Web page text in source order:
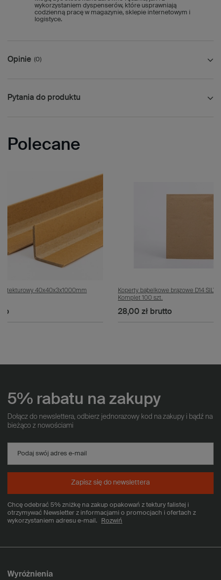
wykorzystaniem dyspenserów, które usprawniają
codzienną pracę w magazynie, sklepie internetowym i
logistyce.
Opinie (0)
Pytania do produktu
Polecane
tekturowy 40x40x3x1000mm
Koperty bąbelkowe brązowe D14
Komplet 100 szt.
28,00 zł brutto
5% rabatu na zakupy
Dołącz do newslettera, odbierz jednorazowy kod na zakupy i bądź na
bieżąco z nowościami
Podaj swój adres e-mail
Chcę odebrać 5% zniżkę na zakup opakowań z tektury falistej i
otrzymywać Newsletter z informacjami o promocjach i ofertach z
wykorzystaniem adresu e-mail.
Rozwiń
Zapisz się do newslettera
Wyróżnienia